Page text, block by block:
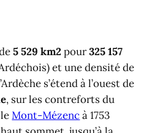
5 529 km2 pour325 157
et une densité de
s’étend à l’ouest de
, sur les contreforts du
leMont-Mézencà 1753